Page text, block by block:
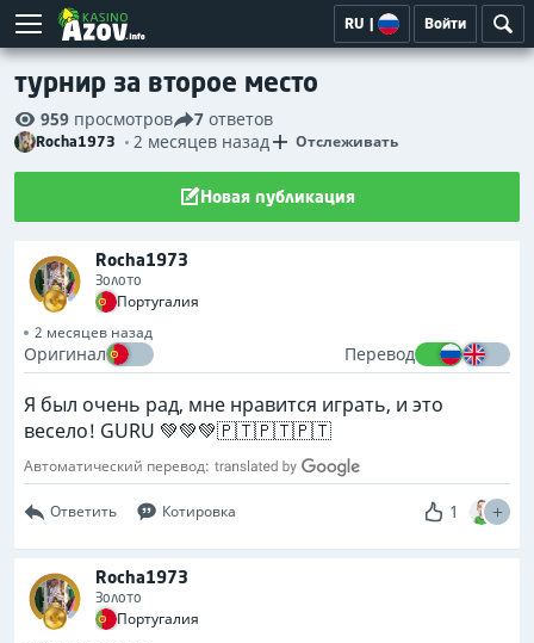
RU | Войти
турнир за второе место
959 просмотров 7 ответов
Rocha1973 2 месяцев назад Отслеживать
Новая публикация
Rocha1973
Золото
Португалия
2 месяцев назад
Оригинал Перевод
Я был очень рад, мне нравится играть, и это
весело! GURU 💚💚💚🇵🇹🇵🇹🇵🇹
Автоматический перевод:
Ответить Котировка 1
Rocha1973
Золото
Португалия